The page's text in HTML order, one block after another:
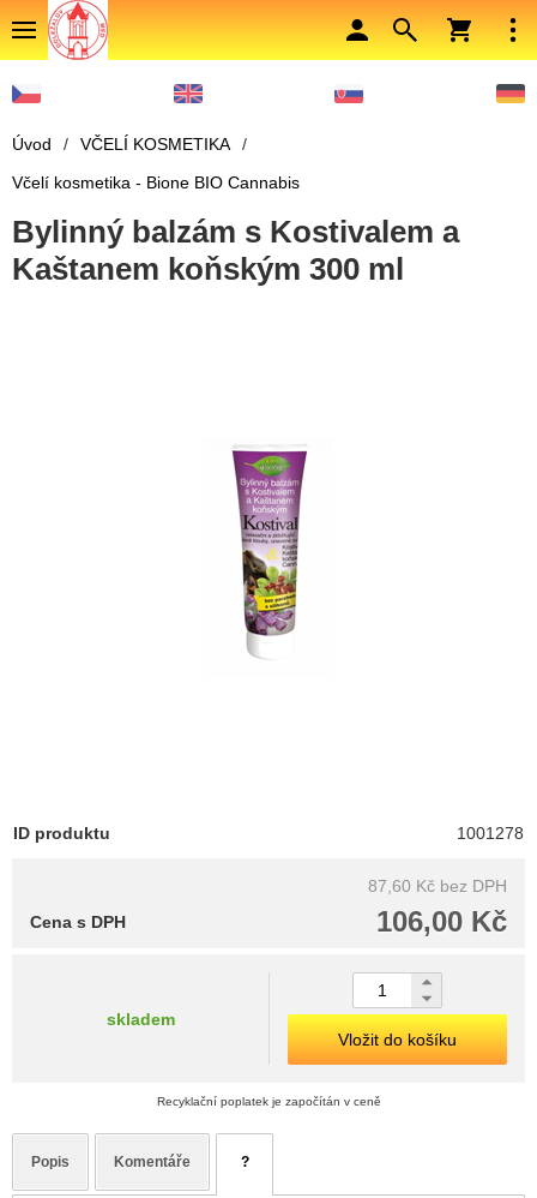
Úvod / VČELÍ KOSMETIKA
/
Včelí kosmetika - Bione BIO Cannabis
Bylinný balzám s Kostivalem a
Kaštanem koňským 300 ml
ID produktu 1001278
87,60 Kč bez DPH
106,00 Kč
Cena s DPH
skladem
Vložit do košíku
Recyklační poplatek je započítán v ceně
Popis Komentáře ?